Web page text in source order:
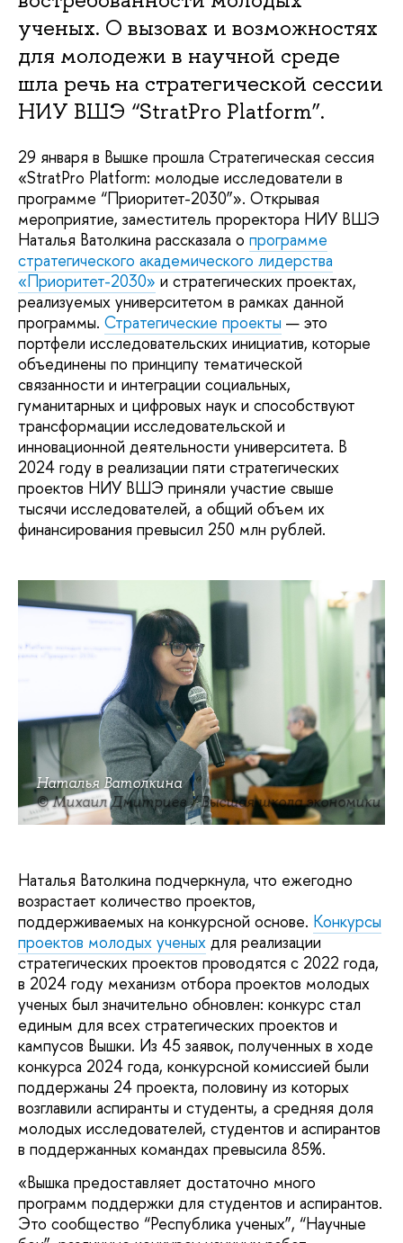
ученых. О вызовах и возможностях
для молодежи в научной среде
шла речь на стратегической сессии
НИУ ВШЭ “StratPro Platform”.
29 января в Вышке прошла Стратегическая сессия
«StratPro Platform: молодые исследователи в
программе “Приоритет-2030”». Открывая
мероприятие, заместитель проректора НИУ ВШЭ
Наталья Ватолкина рассказала о программе
стратегического академического лидерства
«Приоритет-2030» и стратегических проектах,
реализуемых университетом в рамках данной
программы. Стратегические проекты — это
портфели исследовательских инициатив, которые
объединены по принципу тематической
связанности и интеграции социальных,
гуманитарных и цифровых наук и способствуют
трансформации исследовательской и
инновационной деятельности университета. В
2024 году в реализации пяти стратегических
проектов НИУ ВШЭ приняли участие свыше
тысячи исследователей, а общий объем их
финансирования превысил 250 млн рублей.
Наталья Ватолкина
© Михаил Дмитриев / Высшая школа экономики
Наталья Ватолкина подчеркнула, что ежегодно
возрастает количество проектов,
поддерживаемых на конкурсной основе. Конкурсы
проектов молодых ученых для реализации
стратегических проектов проводятся с 2022 года,
в 2024 году механизм отбора проектов молодых
ученых был значительно обновлен: конкурс стал
единым для всех стратегических проектов и
кампусов Вышки. Из 45 заявок, полученных в ходе
конкурса 2024 года, конкурсной комиссией были
поддержаны 24 проекта, половину из которых
возглавили аспиранты и студенты, а средняя доля
молодых исследователей, студентов и аспирантов
в поддержанных командах превысила 85%.
«Вышка предоставляет достаточно много
программ поддержки для студентов и аспирантов.
Это сообщество “Республика ученых”, “Научные